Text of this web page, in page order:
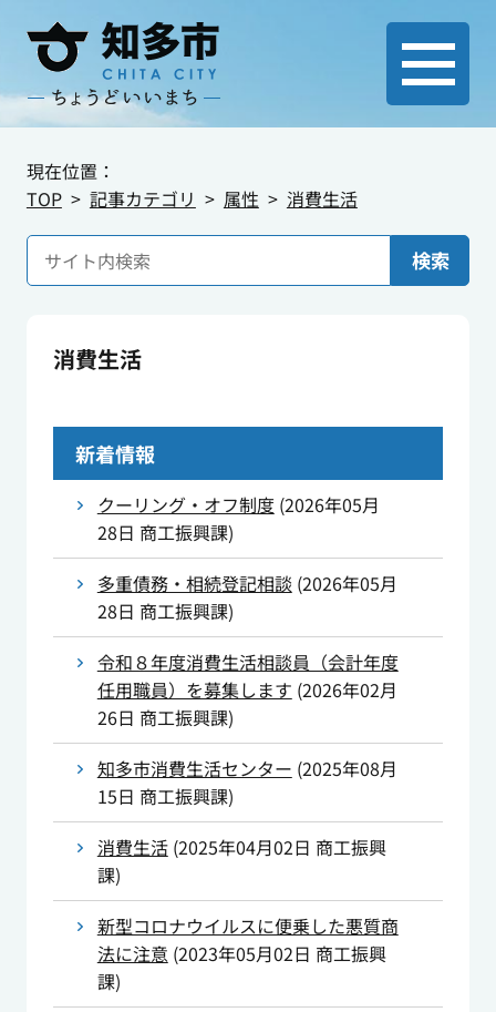
現在位置：
TOP
記事カテゴリ 属性 消費生活
検索
消費生活
新着情報
クーリング・オフ制度 (2026年05月
28日 商工振興課)
多重債務・相続登記相談 (2026年05月
28日 商工振興課)
令和８年度消費生活相談員（会計年度
任用職員）を募集します (2026年02月
26日 商工振興課)
知多市消費生活センター (2025年08月
15日 商工振興課)
消費生活(2025年04月02日 商工振興
課)
新型コロナウイルスに便乗した悪質商
法に注意 (2023年05月02日 商工振興
課)